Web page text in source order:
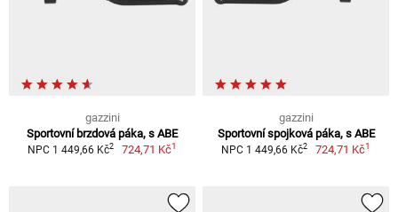
gazzini
Sportovní brzdová páka, s ABE
NPC 1 449,66 Kč2 724,71 Kč1
gazzini
Sportovní spojková páka, s ABE
NPC 1 449,66 Kč2 724,71 Kč1